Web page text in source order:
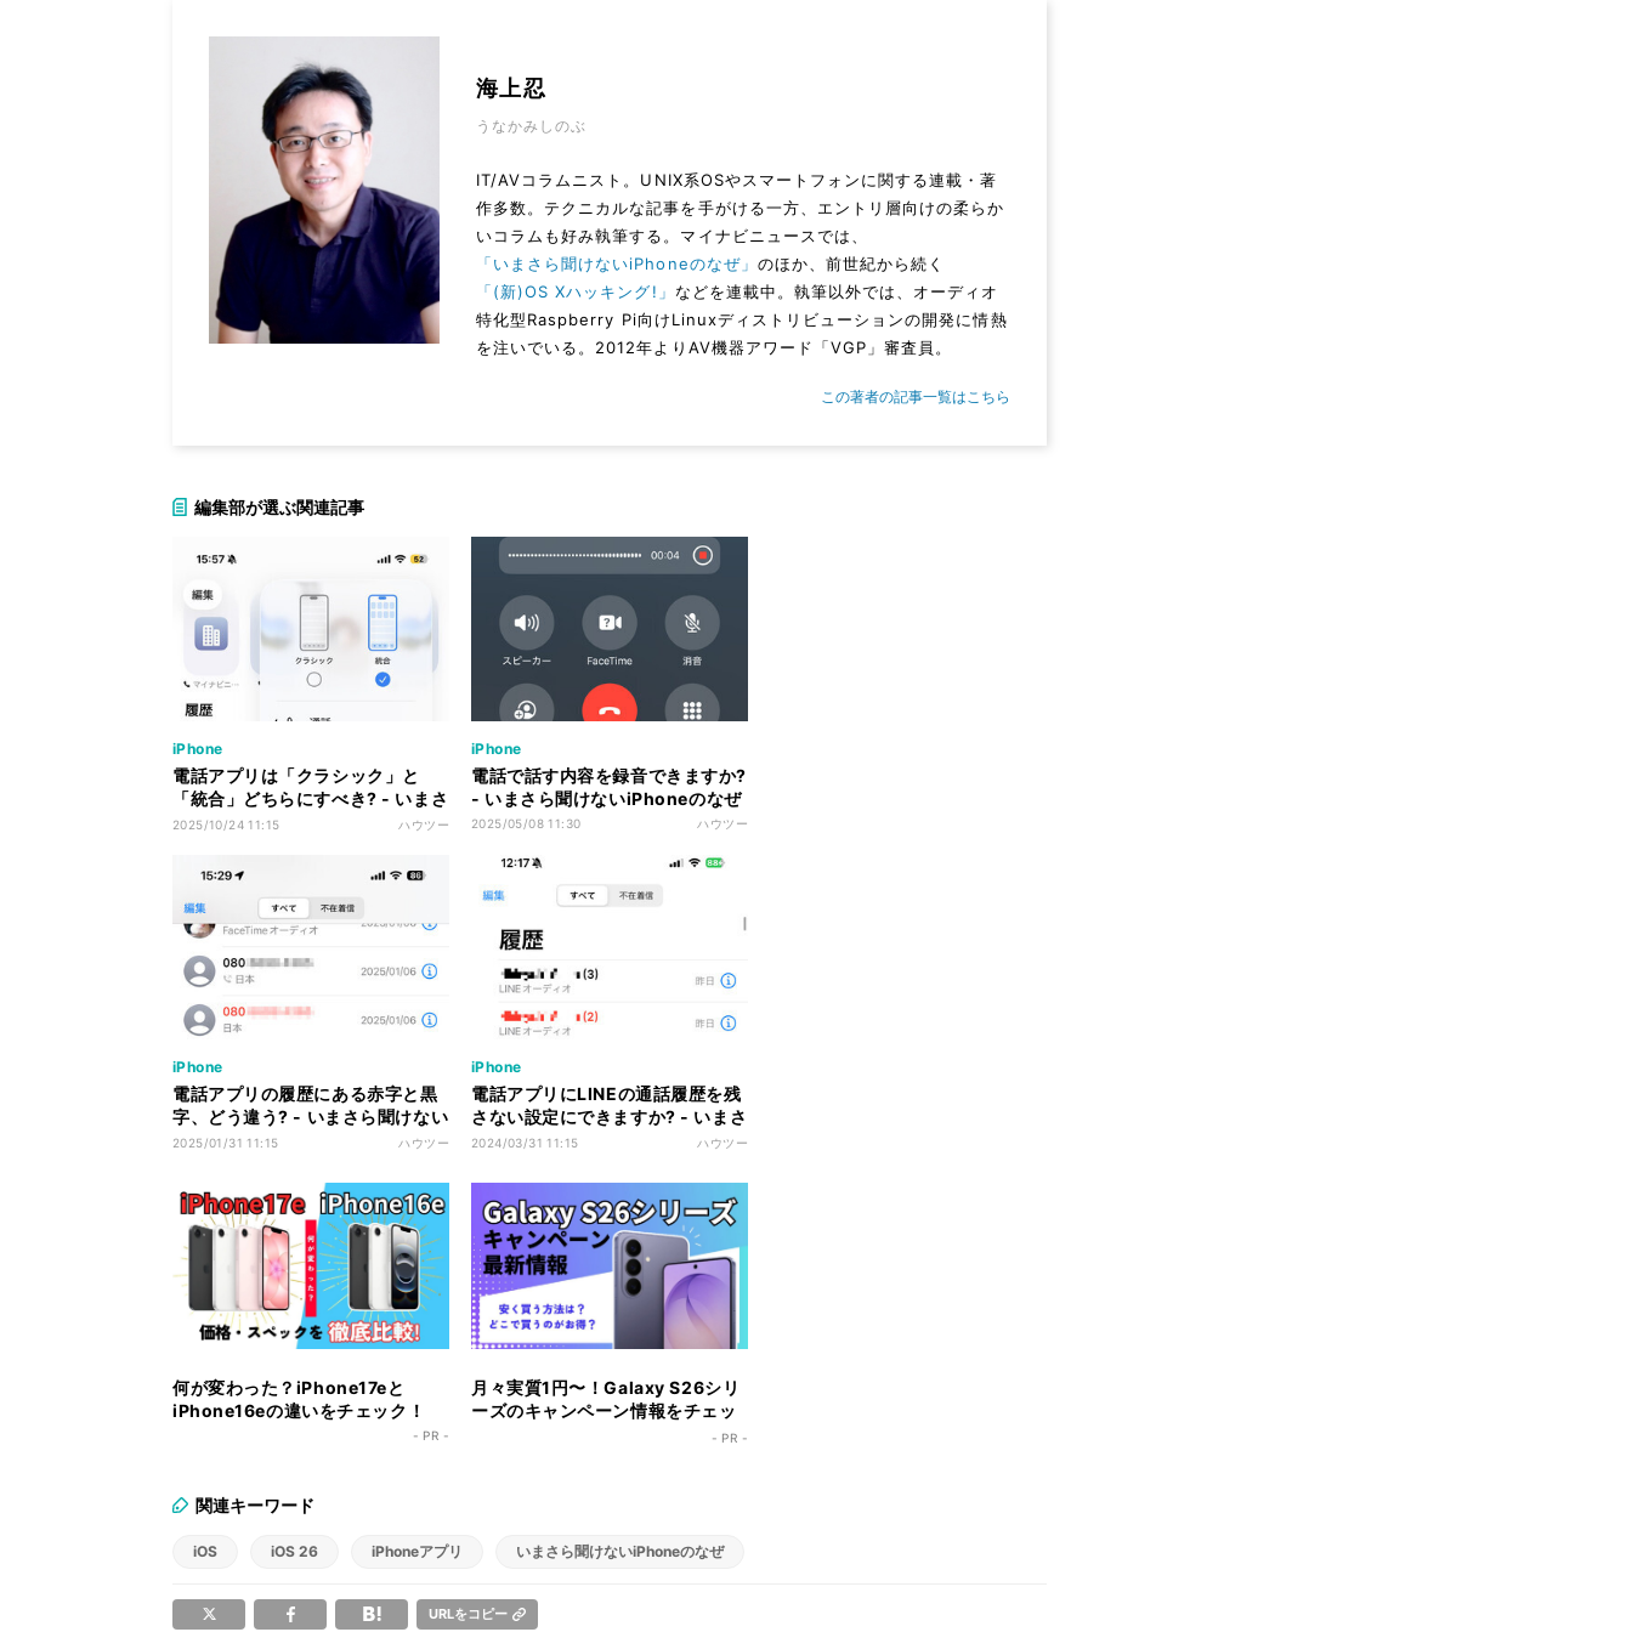
海上忍
うなかみしのぶ
IT/AVコラムニスト。UNIX系OSやスマートフォンに関する連載・著
作多数。テクニカルな記事を手がける一方、エントリ層向けの柔らか
いコラムも好み執筆する。マイナビニュースでは、
「いまさら聞けないiPhoneのなぜ」 のほか、前世紀から続く
「(新)OS Xハッキング!」 などを連載中。執筆以外では、オーディオ
特化型Raspberry Pi向けLinuxディストリビューションの開発に情熱
を注いでいる。2012年よりAV機器アワード「VGP」審査員。
この著者の記事一覧はこちら
編集部が選ぶ関連記事
iPhone
電話アプリは「クラシック」と
「統合」どちらにすべき? - いまさ
ら聞けないiPhoneのなぜ
2025/10/24 11:15 ハウツー
iPhone
電話で話す内容を録音できますか?
- いまさら聞けないiPhoneのなぜ
2025/05/08 11:30 ハウツー
iPhone
電話アプリの履歴にある赤字と黒
字、どう違う? - いまさら聞けない
iPhoneのなぜ
2025/01/31 11:15 ハウツー
iPhone
電話アプリにLINEの通話履歴を残
さない設定にできますか? - いまさ
ら聞けないiPhoneのなぜ
2024/03/31 11:15 ハウツー
何が変わった？iPhone17eと
iPhone16eの違いをチェック！
- PR -
月々実質1円〜！Galaxy S26シリ
ーズのキャンペーン情報をチェッ
- PR -
関連キーワード
iOS iOS 26 iPhoneアプリ いまさら聞けないiPhoneのなぜ
URLをコピー